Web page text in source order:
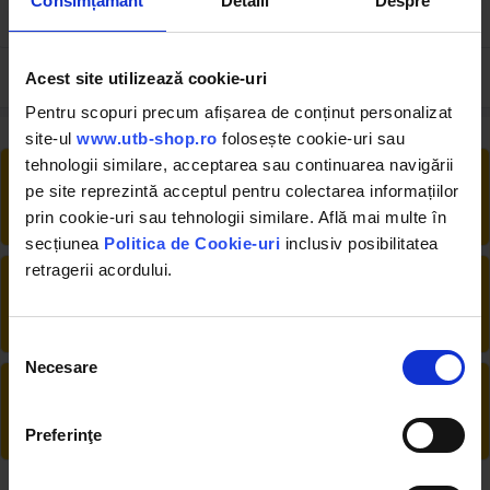
Acest site utilizează cookie-uri
Pentru scopuri precum afișarea de conținut personalizat
site-ul www.utb-shop.ro folosește cookie-uri sau
tehnologii similare, acceptarea sau continuarea navigării
pe site reprezintă acceptul pentru colectarea informațiilor
prin cookie-uri sau tehnologii similare. Află mai multe în
secțiunea Politica de Cookie-uri inclusiv posibilitatea
retragerii acordului.
consimțământului
Necesare
Preferinţe
RETUR EXTINS
Ai posibilitate de retur în 30 zile, comandă
produsele de care ai nevoie fără griji